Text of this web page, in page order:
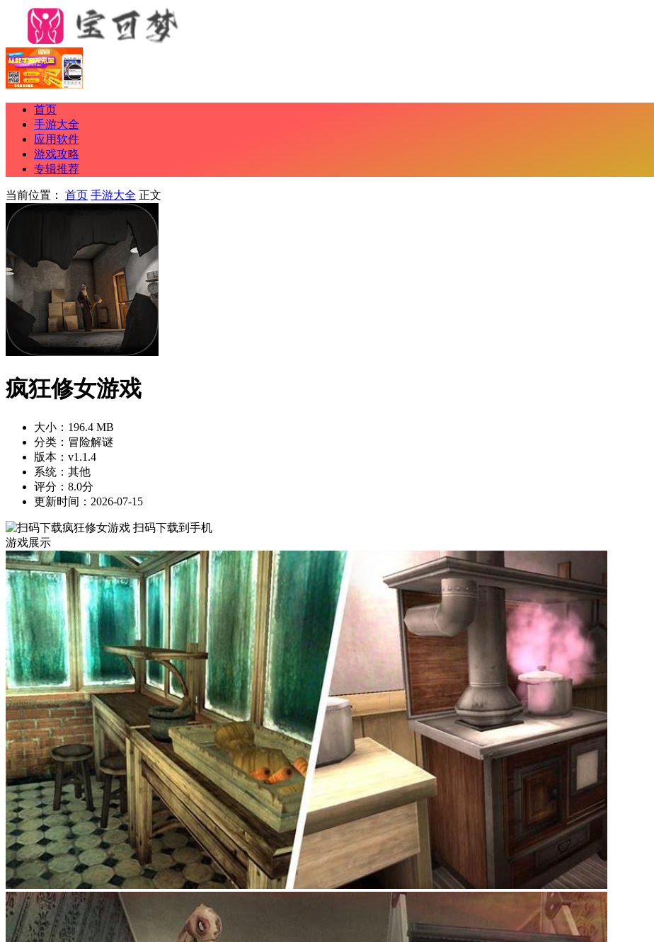
首页
手游大全
应用软件
游戏攻略
专辑推荐
当前位置： 首页 手游大全 正文
疯狂修女游戏
大小：196.4 MB
分类：冒险解谜
版本：v1.1.4
系统：其他
评分：8.0分
更新时间：2026-07-15
扫码下载到手机
游戏展示